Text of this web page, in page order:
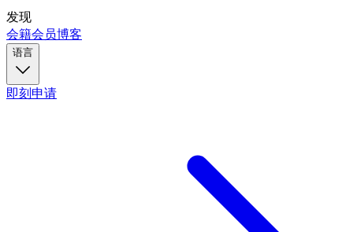
发现
会籍会员博客
语言
即刻申请